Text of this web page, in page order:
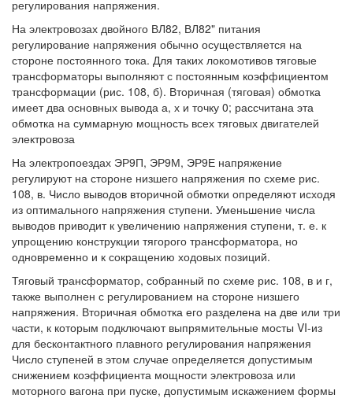
регулирования напряжения.
На электровозах двойного ВЛ82, ВЛ82" питания
регулирование напряжения обычно осуществляется на
стороне постоянного тока. Для таких локомотивов тяговые
трансформаторы выполняют с постоянным коэффициентом
трансформации (рис. 108, б). Вторичная (тяговая) обмотка
имеет два основных вывода а, х и точку 0; рассчитана эта
обмотка на суммарную мощность всех тяговых двигателей
электровоза
На электропоездах ЭР9П, ЭР9М, ЭР9Е напряжение
регулируют на стороне низшего напряжения по схеме рис.
108, в. Число выводов вторичной обмотки определяют исходя
из оптимального напряжения ступени. Уменьшение числа
выводов приводит к увеличению напряжения ступени, т. е. к
упрощению конструкции тягорого трансформатора, но
одновременно и к сокращению ходовых позиций.
Тяговый трансформатор, собранный по схеме рис. 108, в и г,
также выполнен с регулированием на стороне низшего
напряжения. Вторичная обмотка его разделена на две или три
части, к которым подключают выпрямительные мосты VI-из
для бесконтактного плавного регулирования напряжения
Число ступеней в этом случае определяется допустимым
снижением коэффициента мощности электровоза или
моторного вагона при пуске, допустимым искажением формы